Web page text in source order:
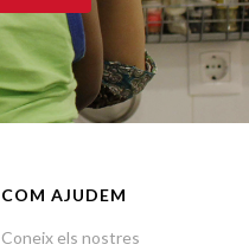
COM AJUDEM
Coneix els nostres